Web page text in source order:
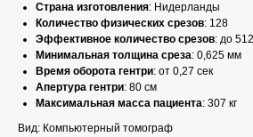
Страна изготовления: Нидерланды
Количество физических срезов: 128
Эффективное количество срезов: до 512
Минимальная толщина среза: 0,625 мм
Время оборота гентри: от 0,27 сек
Апертура гентри: 80 см
Максимальная масса пациента: 307 кг
Вид: Компьютерный томограф